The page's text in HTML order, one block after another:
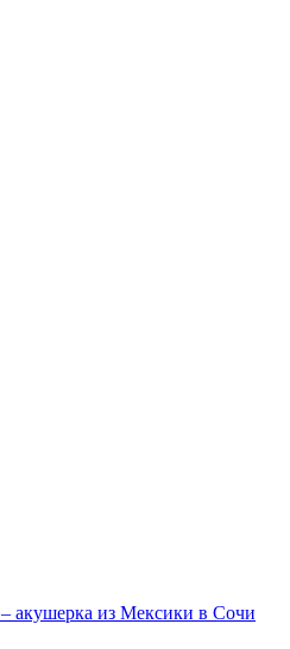
акушерка из Мексики в Сочи